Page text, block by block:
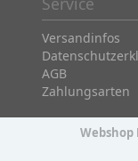
Versandinfos
AGB
Zahlungsarten
Webshop